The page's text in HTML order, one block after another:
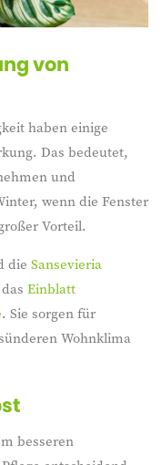
von
haben einige
Das bedeutet,
und
wenn die Fenster
Vorteil.
die Sansevieria
Einblatt
. Sie sorgen für
Wohnklima
besseren